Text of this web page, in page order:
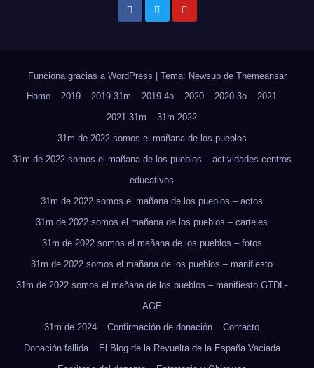
Funciona gracias a WordPress | Tema: Newsup de Themeansar
Home
2019 2019 31m 2019 4o 2020 2020 3o
2021
2021 31m
31m 2022
31m de 2022 somos el mañana de los pueblos
31m de 2022 somos el mañana de los pueblos – actividades centros
educativos
31m de 2022 somos el mañana de los pueblos – actos
31m de 2022 somos el mañana de los pueblos – carteles
31m de 2022 somos el mañana de los pueblos – fotos
31m de 2022 somos el mañana de los pueblos – manifiesto
31m de 2022 somos el mañana de los pueblos – manifiesto GTDL-
AGE
31m de 2024
Confirmación de donación
Contacto
Donación fallida
El Blog de la Revuelta de la España Vaciada